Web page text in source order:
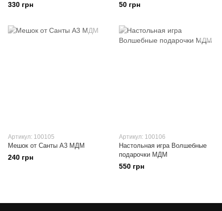
330 грн 50 грн
Артикул: 100105
Мешок от Санты А3 МДМ
240 грн
Артикул: 100106
Настольная игра Волшебные
подарочки МДМ
550 грн